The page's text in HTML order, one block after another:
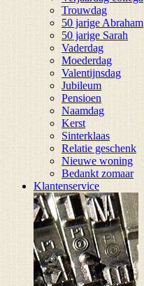
Trouwdag
50 jarige Abraham
50 jarige Sarah
Vaderdag
Moederdag
Valentijnsdag
Jubileum
Pensioen
Naamdag
Kerst
Sinterklaas
Relatie geschenk
Nieuwe woning
Bedankt zomaar
Klantenservice